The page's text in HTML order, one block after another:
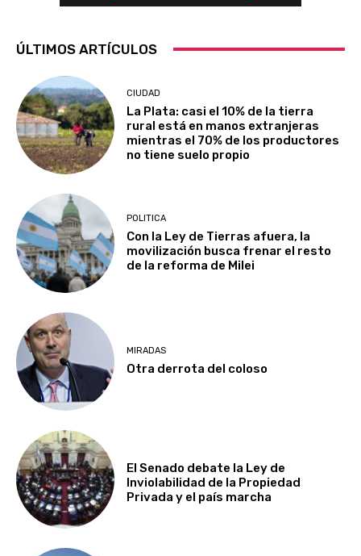
ÚLTIMOS ARTÍCULOS
CIUDAD
La Plata: casi el 10% de la tierra
rural está en manos extranjeras
mientras el 70% de los productores
no tiene suelo propio
POLITICA
Con la Ley de Tierras afuera, la
movilización busca frenar el resto
de la reforma de Milei
MIRADAS
Otra derrota del coloso
El Senado debate la Ley de
Inviolabilidad de la Propiedad
Privada y el país marcha